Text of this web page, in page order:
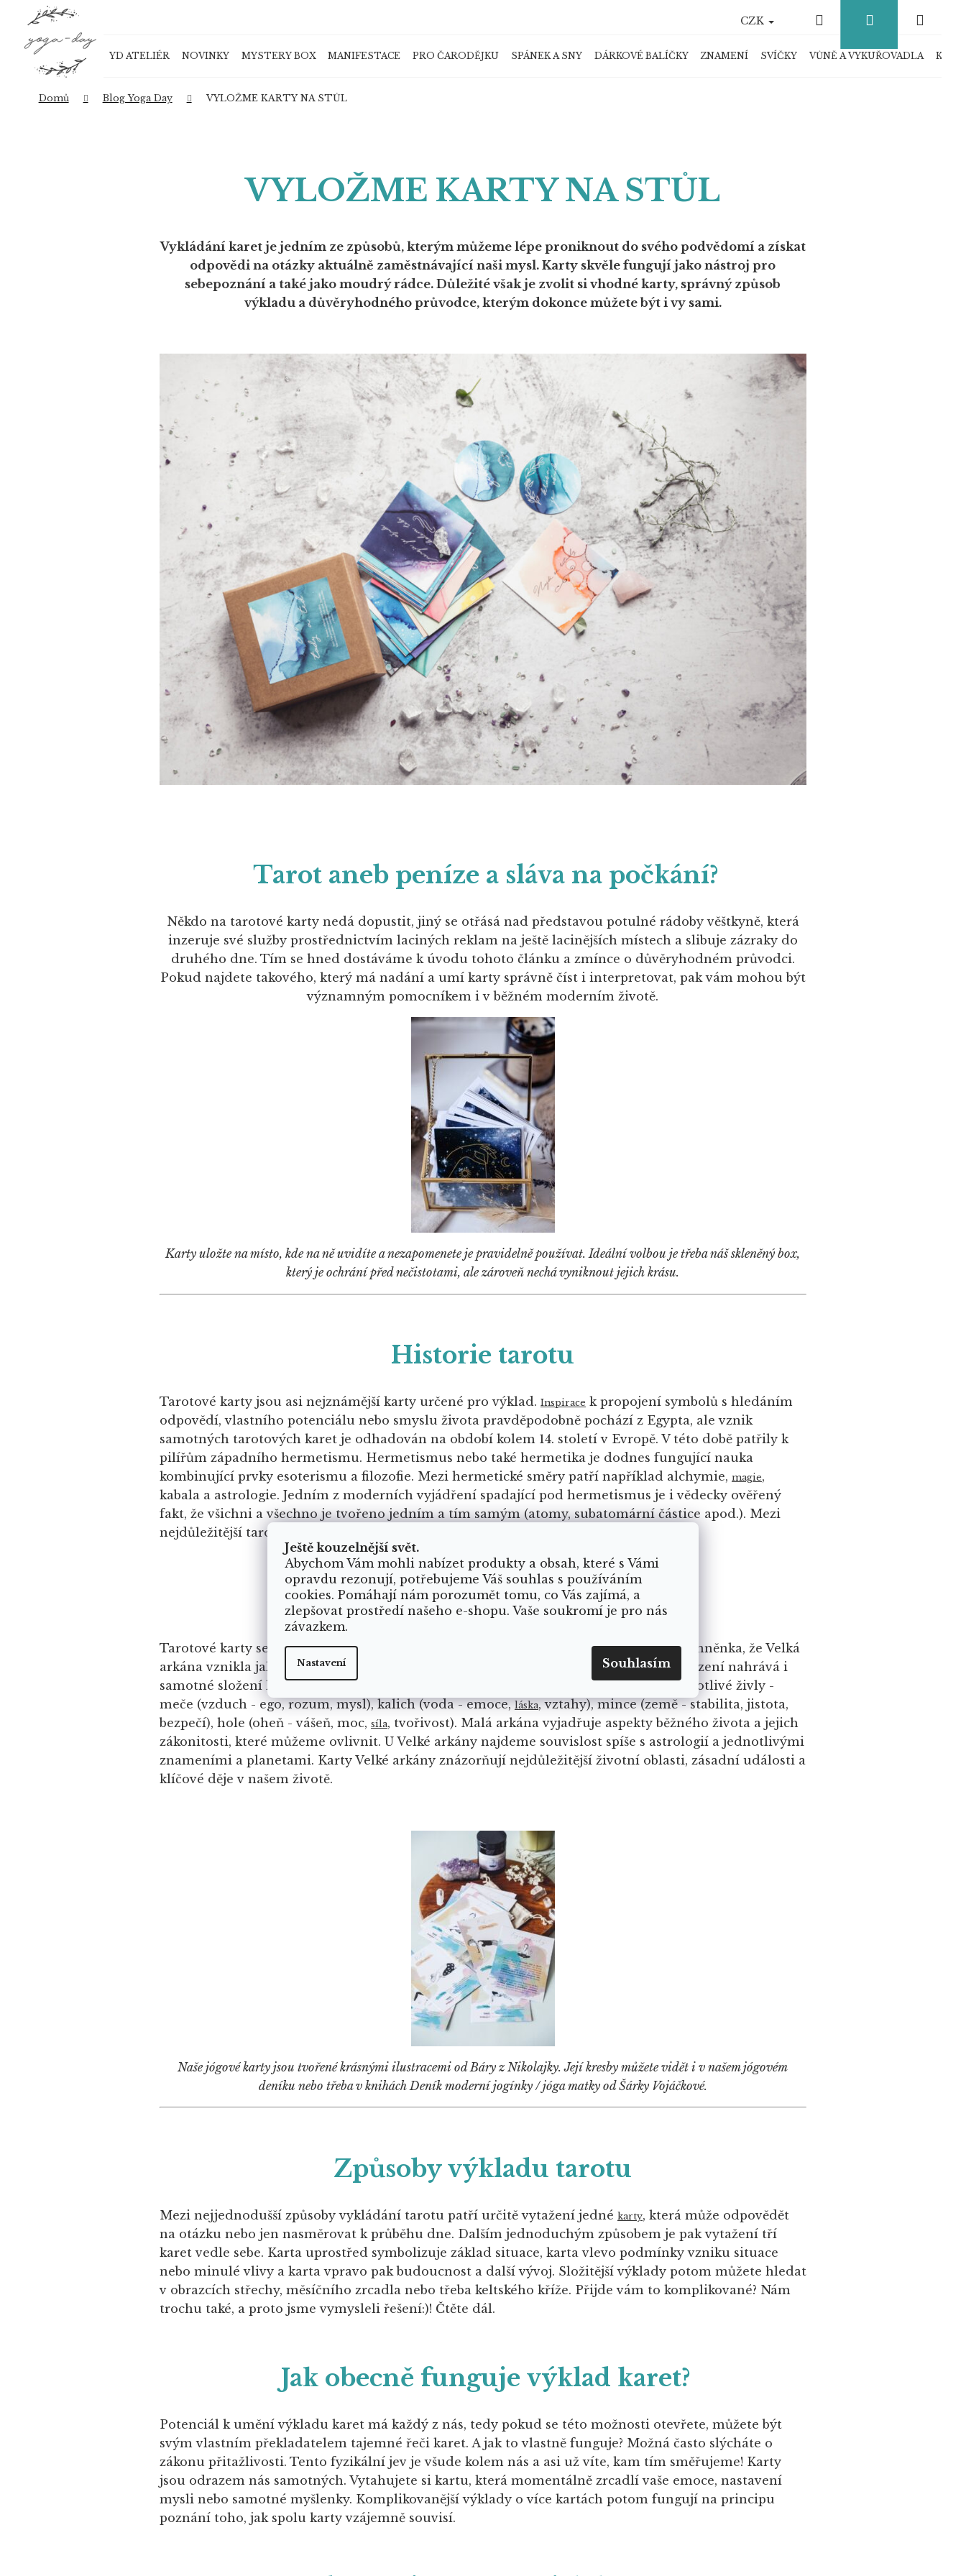
Ještě kouzelnější svět.
Abychom Vám mohli nabízet produkty a obsah, které s Vámi
opravdu rezonují, potřebujeme Váš souhlas s používáním
cookies. Pomáhají nám porozumět tomu, co Vás zajímá, a
zlepšovat prostředí našeho e-shopu. Vaše soukromí je pro nás
závazkem.
Nastavení Souhlasím
YD ATELIÉR
NOVINKY MYSTERY BOX MANIFESTACE PRO ČARODĚJKU SPÁNEK A SNY DÁRKOVÉ BALÍČKY ZNAMENÍ SVÍČKY VŮNĚ A VYKUŘOVADLA
CZK Hledat Přihlášení
košík
Domů Blog Yoga Day VYLOŽME KARTY NA STŮL
VYLOŽME KARTY NA STŮL
Vykládání karet je jedním ze způsobů, kterým můžeme lépe proniknout do svého podvědomí a získat
odpovědi na otázky aktuálně zaměstnávající naši mysl. Karty skvěle fungují jako nástroj pro
sebepoznání a také jako moudrý rádce. Důležité však je zvolit si vhodné karty, správný způsob
výkladu a důvěryhodného průvodce, kterým dokonce můžete být i vy sami.
Tarot aneb peníze a sláva na počkání?
Někdo na tarotové karty nedá dopustit, jiný se otřásá nad představou potulné rádoby věštkyně, která
inzeruje své služby prostřednictvím laciných reklam na ještě lacinějších místech a slibuje zázraky do
druhého dne. Tím se hned dostáváme k úvodu tohoto článku a zmínce o důvěryhodném průvodci.
Pokud najdete takového, který má nadání a umí karty správně číst i interpretovat, pak vám mohou být
významným pomocníkem i v běžném moderním životě.
Karty uložte na místo, kde na ně uvidíte a nezapomenete je pravidelně používat. Ideální volbou je třeba náš skleněný box,
který je ochrání před nečistotami, ale zároveň nechá vyniknout jejich krásu.
Historie tarotu
Tarotové karty jsou asi nejznámější karty určené pro výklad. Inspirace k propojení symbolů s hledáním
odpovědí, vlastního potenciálu nebo smyslu života pravděpodobně pochází z Egypta, ale vznik
samotných tarotových karet je odhadován na období kolem 14. století v Evropě. V této době patřily k
pilířům západního hermetismu. Hermetismus nebo také hermetika je dodnes fungující nauka
kombinující prvky esoterismu a filozofie. Mezi hermetické směry patří například alchymie, magie,
kabala a astrologie. Jedním z moderních vyjádření spadající pod hermetismus je i vědecky ověřený
fakt, že všichni a všechno je tvořeno jedním a tím samým (atomy, subatomární částice apod.). Mezi
nejdůležitější tarot patří Wirthův tarot z 19. století nebo Crowleyho tarot z 20. století.
Složení tarotových karet?
Tarotové karty se skládají z 22 karet Velké arkány a 56 karet Malé arkány. Existuje domněnka, že Velká
arkána vznikla jako první a až ve středověku se k ní připojila Malá arkána. Tomuto tvrzení nahrává i
samotné složení karet Malé arkány s typickými středověkými motivy zastupující jednotlivé živly -
meče (vzduch - ego, rozum, mysl), kalich (voda - emoce,láska, vztahy), mince (země - stabilita, jistota,
bezpečí), hole (oheň - vášeň, moc, síla, tvořivost). Malá arkána vyjadřuje aspekty běžného života a jejich
zákonitosti, které můžeme ovlivnit. U Velké arkány najdeme souvislost spíše s astrologií a jednotlivými
znameními a planetami. Karty Velké arkány znázorňují nejdůležitější životní oblasti, zásadní události a
klíčové děje v našem životě.
Naše jógové karty jsou tvořené krásnými ilustracemi od Báry z Nikolajky. Její kresby můžete vidět i v našem jógovém
deníku nebo třeba v knihách Deník moderní jogínky / jóga matky od Šárky Vojáčkové.
Způsoby výkladu tarotu
Mezi nejjednodušší způsoby vykládání tarotu patří určitě vytažení jedné karty, která může odpovědět
na otázku nebo jen nasměrovat k průběhu dne. Dalším jednoduchým způsobem je pak vytažení tří
karet vedle sebe. Karta uprostřed symbolizuje základ situace, karta vlevo podmínky vzniku situace
nebo minulé vlivy a karta vpravo pak budoucnost a další vývoj. Složitější výklady potom můžete hledat
v obrazcích střechy, měsíčního zrcadla nebo třeba keltského kříže. Přijde vám to komplikované? Nám
trochu také, a proto jsme vymysleli řešení:)! Čtěte dál.
Jak obecně funguje výklad karet?
Potenciál k umění výkladu karet má každý z nás, tedy pokud se této možnosti otevřete, můžete být
svým vlastním překladatelem tajemné řeči karet. A jak to vlastně funguje? Možná často slýcháte o
zákonu přitažlivosti. Tento fyzikální jev je všude kolem nás a asi už víte, kam tím směřujeme! Karty
jsou odrazem nás samotných. Vytahujete si kartu, která momentálně zrcadlí vaše emoce, nastavení
mysli nebo samotné myšlenky. Komplikovanější výklady o více kartách potom fungují na principu
poznání toho, jak spolu karty vzájemně souvisí.
Zpět
do
obchodu
Zpět
do
obchodu
Doporučujeme